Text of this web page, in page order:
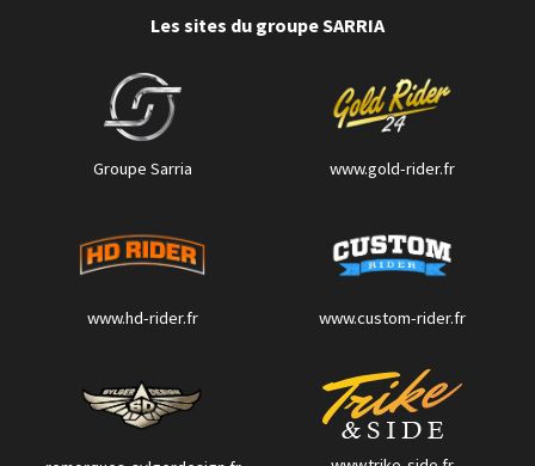
Les sites du groupe SARRIA
Groupe Sarria www.gold-rider.fr
www.hd-rider.fr www.custom-rider.fr